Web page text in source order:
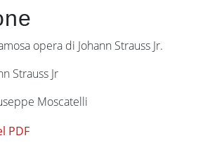
opera di Johann Strauss Jr.
Strauss Jr
Moscatelli
PDF